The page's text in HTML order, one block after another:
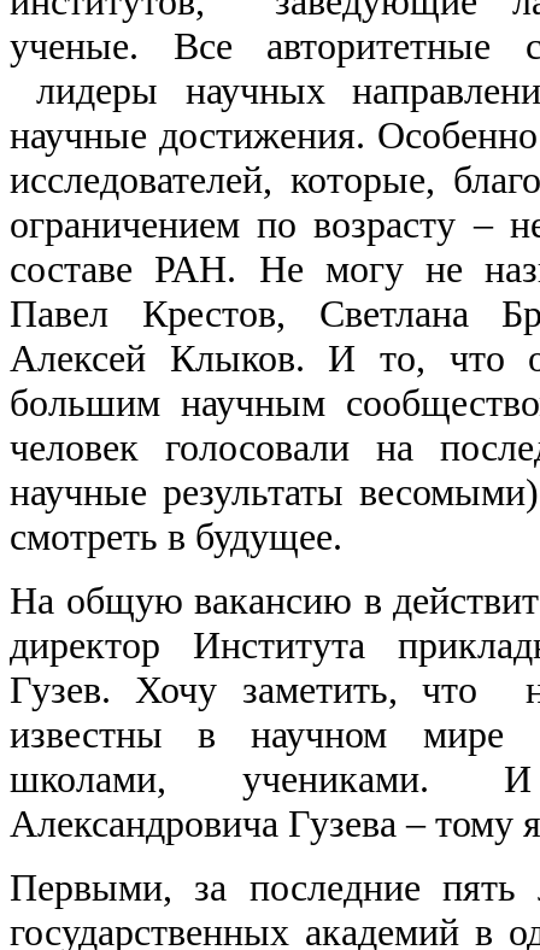
ученые. Все авторитетные
лидеры научных
научные достижения.
исследователей, которые,
ограничением по возрасту –
составе РАН. Не могу не
Павел Крестов, Светлана
Алексей Клыков. И то, что
большим научным
человек голосовали на
научные результаты
смотреть в будущее.
На общую вакансию в
директор Института
Гузев. Хочу заметить, что
известны в научном мире
школами, учениками.
Александровича Гузева – тому
Первыми, за последние
государственных академий